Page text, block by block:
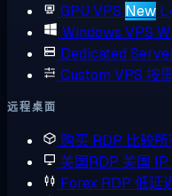
GPU VPS New
Windows VPS
Dedicated
Custom VPS 按
远程桌面
购买 RDP 比较
美国RDP 美国
Forex RDP 低延